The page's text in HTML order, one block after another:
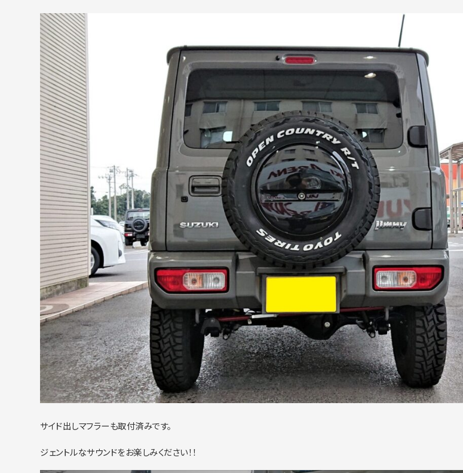
サイド出しマフラーも取付済みです。
ジェントルなサウンドをお楽しみください！！